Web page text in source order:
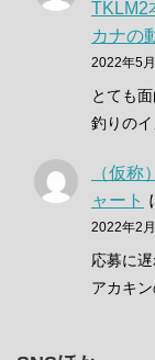
TKLM2
カナの
2022年5
とても
釣りの
（仮
ャート
2022年2
応募に
アカキ